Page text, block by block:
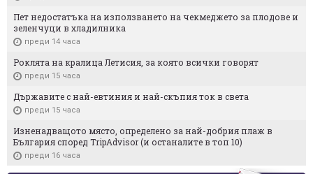
Пет недостатъка на използването на чекмеджето за плодове и
зеленчуци в хладилника
преди 14 часа
Роклята на кралица Летисия, за която всички говорят
преди 15 часа
Държавите с най-евтиния и най-скъпия ток в света
преди 15 часа
Изненадващото място, определено за най-добрия плаж в
България според TripAdvisor (и останалите в топ 10)
преди 16 часа